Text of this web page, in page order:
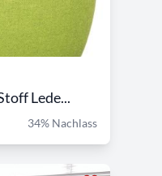
Lede...
34% Nachlass